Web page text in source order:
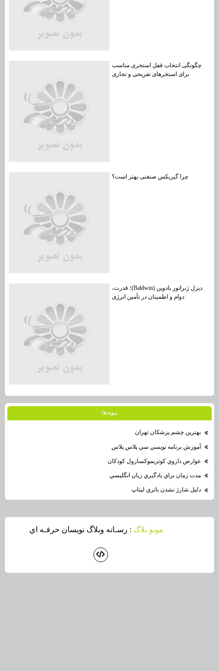
چگونگی انتخاب قفل استخری مناسب
برای استخرهای تفریحی و تجاری
چرا گیربکس صنعتی بهتر است؟
دیزل ژنراتور بادوین (Baldwin)؛ قدرت،
دوام و اطمینان در تأمین انرژی
پيوندها
بهترين چشم پزشكان تهران
آموزش برنامه نويسي سي پلاس پلاس
عوارض داروي كوتريموكسازول كودكان
مدت زمان براي يادگيري زبان انگليسي
دليل شارژ نشدن باتري لپتاپ
مونو بلاگ: رسـانه وبلاگ نويسان حرفـه اي